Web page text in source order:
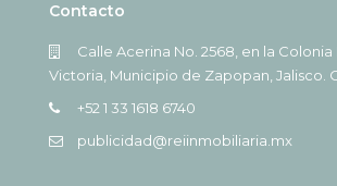
Contacto
Calle Acerina No. 2568, en la
Victoria, Municipio de Zapopan, Jalisco.
+52 1 33 1618 6740
publicidad@reiinmobiliaria.mx